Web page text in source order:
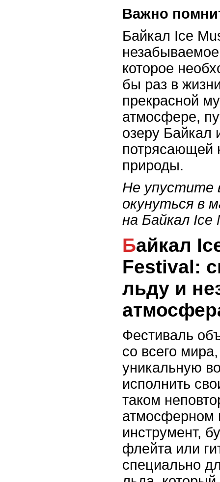
Важно
Байкал Ice
которое
бы раз в
прекрасной
атмосфере,
озеру Байкал
потрясающей
природы.
Не упустите
окунуться в
на Байкал Ice
Байкал Ice Music
Festival:
льду и
Фестиваль
со всего
уникальную
исполнить
таком
атмосферном
инструмент,
флейта или
специально